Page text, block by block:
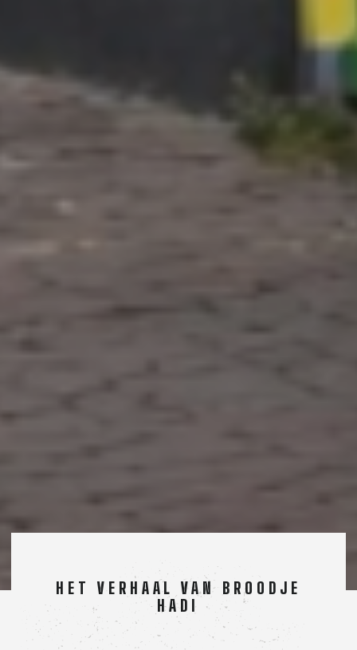
HET VERHAAL VAN BROODJE
HADI